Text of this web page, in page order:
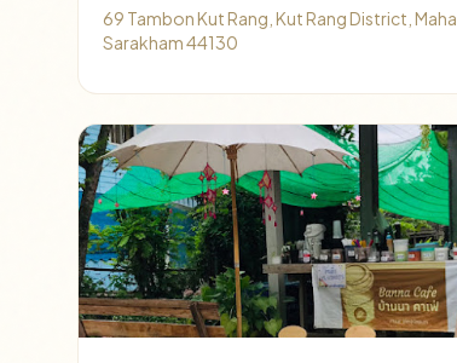
69 Tambon Kut Rang, Kut Rang District, Maha
Sarakham 44130